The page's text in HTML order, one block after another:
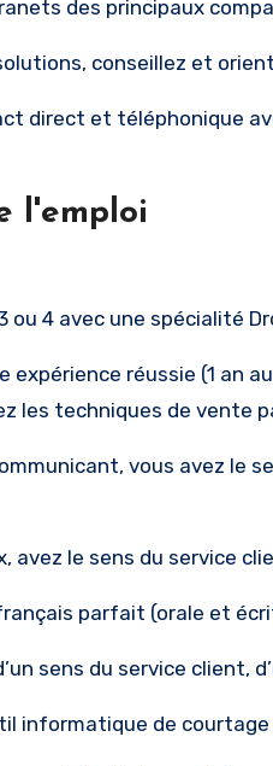
des principaux
conseillez et
direct et téléphonique
l'emploi
ou 4 avec une spécialité
expérience réussie (1 an
les techniques de vente
vous avez le
avez le sens du service
parfait (orale et
sens du service client,
informatique de